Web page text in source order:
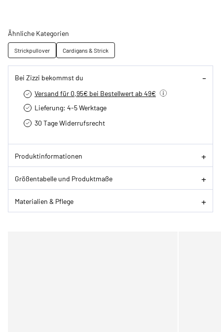
Ähnliche Kategorien
Strickpullover Cardigans & Strick
Bei Zizzi bekommst du
Versand für 0,95€ bei Bestellwert ab 49€
Lieferung: 4-5 Werktage
30 Tage Widerrufsrecht
Produktinformationen
Größentabelle und Produktmaße
Materialien & Pflege